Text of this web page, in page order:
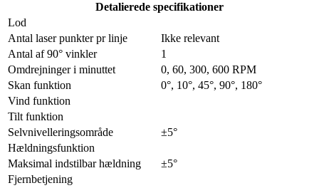
Detalierede specifikationer
Lod
Antal laser punkter pr linje
Ikke relevant
Antal af 90° vinkler
1
Omdrejninger i minuttet
0, 60, 300, 600 RPM
Skan funktion
0°, 10°, 45°, 90°, 180°
Vind funktion
Tilt funktion
Selvnivelleringsområde
±5°
Hældningsfunktion
Maksimal indstilbar hældning
±5°
Fjernbetjening